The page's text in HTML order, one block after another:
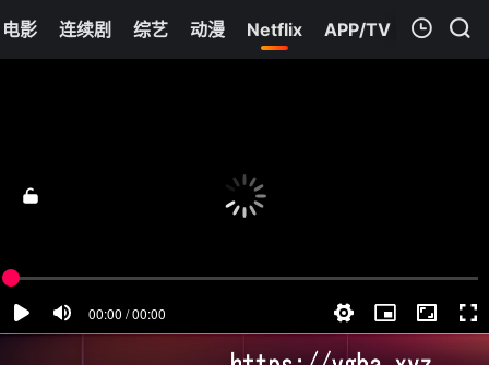
电影 连续剧 综艺 动漫 Netflix APP/TV